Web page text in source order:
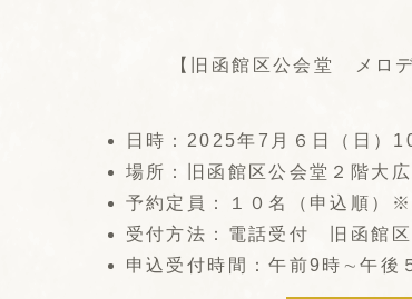
【旧函館区公会堂 メロ
日時：2025年7月６日（日）
場所：旧函館区公会堂２階大広
予約定員：１０名（申込順）
受付方法：電話受付 旧函館
申込受付時間：午前9時∼午後